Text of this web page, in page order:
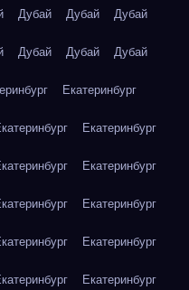
Дубай Дубай Дубай
Дубай Дубай Дубай
Екатеринбург
Екатеринбург
Екатеринбург
Екатеринбург
Екатеринбург
Екатеринбург